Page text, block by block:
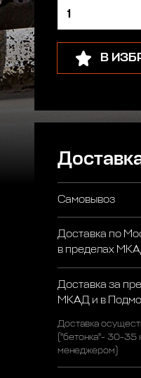
В
Самовывоз
Доставка по
в пределах
Доставка за
МКАД и в
Доставка
("бетонка"- 30-35
менеджером)